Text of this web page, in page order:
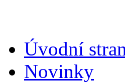
Úvodní
Novinky